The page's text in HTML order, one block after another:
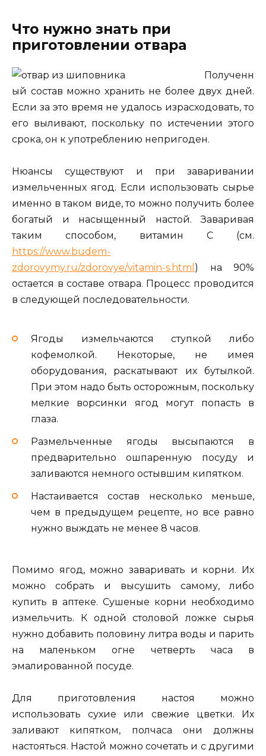
Что нужно знать при
приготовлении отвара
Полученн
ый состав можно хранить не более двух дней.
Если за это время не удалось израсходовать, то
его выливают, поскольку по истечении этого
срока, он к употреблению непригоден.
Нюансы существуют и при заваривании
измельченных ягод. Если использовать сырье
именно в таком виде, то можно получить более
богатый и насыщенный настой. Заваривая
таким способом, витамин С (см.
https://www.budem-
zdorovymy.ru/zdorovye/vitamin-s.html ) на 90%
остается в составе отвара. Процесс проводится
в следующей последовательности.
Ягоды измельчаются ступкой либо
кофемолкой. Некоторые, не имея
оборудования, раскатывают их бутылкой.
При этом надо быть осторожным, поскольку
мелкие ворсинки ягод могут попасть в
глаза.
Размельченные ягоды высыпаются в
предварительно ошпаренную посуду и
заливаются немного остывшим кипятком.
Настаивается состав несколько меньше,
чем в предыдущем рецепте, но все равно
нужно выждать не менее 8 часов.
Помимо ягод, можно заваривать и корни. Их
можно собрать и высушить самому, либо
купить в аптеке. Сушеные корни необходимо
измельчить. К одной столовой ложке сырья
нужно добавить половину литра воды и парить
на маленьком огне четверть часа в
эмалированной посуде.
Для приготовления настоя можно
использовать сухие или свежие цветки. Их
заливают кипятком, полчаса они должны
настояться. Настой можно сочетать и с другими